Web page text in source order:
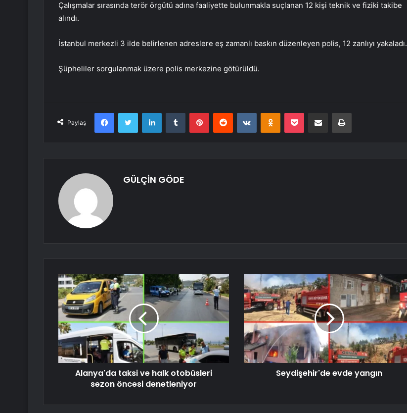
Çalışmalar sırasında terör örgütü adına faaliyette bulunmakla suçlanan 12 kişi teknik ve fiziki takibe
alındı.
İstanbul merkezli 3 ilde belirlenen adreslere eş zamanlı baskın düzenleyen polis, 12 zanlıyı yakaladı.
Şüpheliler sorgulanmak üzere polis merkezine götürüldü.
Paylaş
FacebookTwitter LinkedInTumblr PinterestReddit VKontakteOdnoklassniki
Pocket E-Posta ile paylaş Yazdır
GÜLÇİN GÖDE
Alanya'da taksi ve halk otobüsleri
sezon öncesi denetleniyor
Seydişehir'de evde yangın